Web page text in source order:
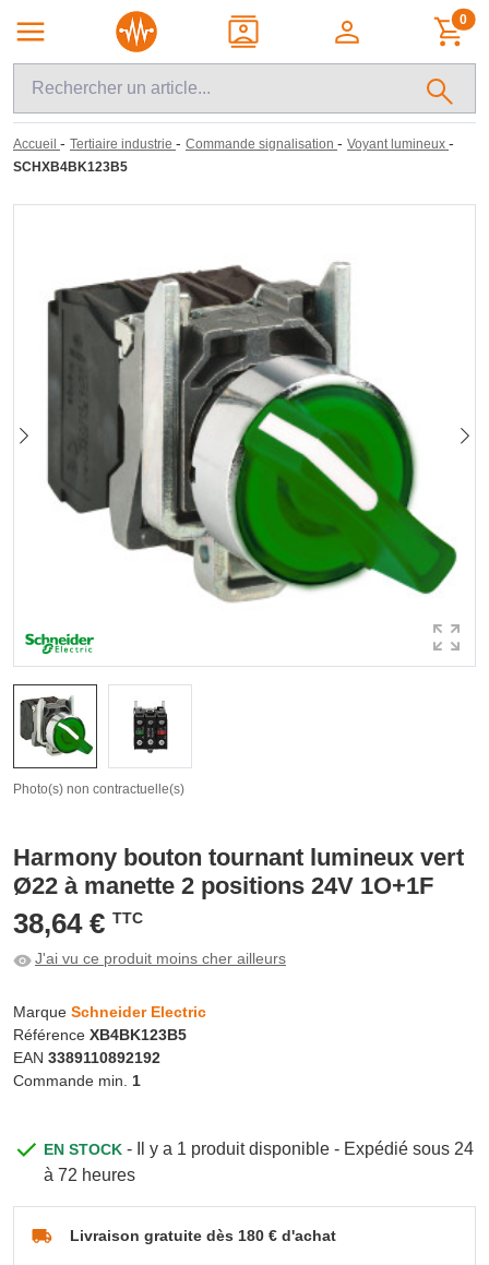
0
Accueil - Tertiaire industrie - Commande signalisation - Voyant lumineux -
SCHXB4BK123B5
Photo(s) non contractuelle(s)
Harmony bouton tournant lumineux vert
Ø22 à manette 2 positions 24V 1O+1F
38,64 € TTC
J'ai vu ce produit moins cher ailleurs
Marque Schneider Electric
Référence XB4BK123B5
EAN 3389110892192
Commande min. 1
EN STOCK- Il y a 1 produit disponible - Expédié sous 24
à 72 heures
Livraison gratuite dès 180 € d'achat